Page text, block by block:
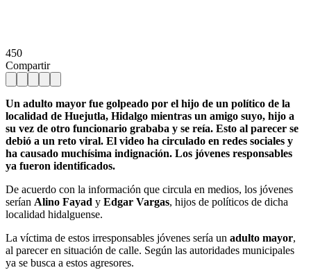
450
Compartir
Un adulto mayor fue golpeado por el hijo de un político de la
localidad de Huejutla, Hidalgo mientras un amigo suyo, hijo a
su vez de otro funcionario grababa y se reía. Esto al parecer se
debió a un reto viral. El video ha circulado en redes sociales y
ha causado muchísima indignación. Los jóvenes responsables
ya fueron identificados.
De acuerdo con la información que circula en medios, los jóvenes
serían Alino Fayad y Edgar Vargas, hijos de políticos de dicha
localidad hidalguense.
La víctima de estos irresponsables jóvenes sería un adulto mayor,
al parecer en situación de calle. Según las autoridades municipales
ya se busca a estos agresores.